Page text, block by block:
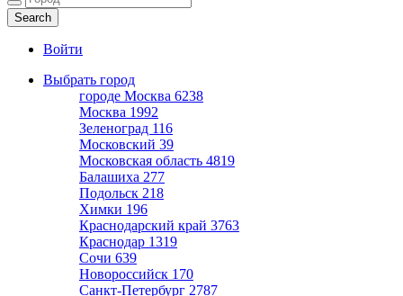
Войти
Выбрать город
городе Москва 6238
Москва 1992
Зеленоград 116
Московский 39
Московская область 4819
Балашиха 277
Подольск 218
Химки 196
Краснодарский край 3763
Краснодар 1319
Сочи 639
Новороссийск 170
Санкт-Петербург 2787